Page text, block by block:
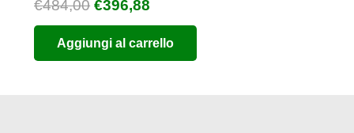
€484,00 Il
prezzo
originale
era:
€396,88
prezzo
attuale
è:
Aggiungi al carrello